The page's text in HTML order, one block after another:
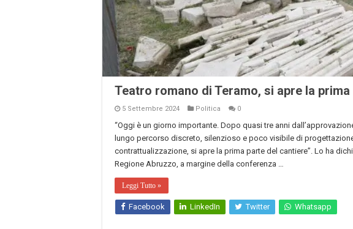
Teatro romano di Teramo, si apre la
5 Settembre 2024 Politica 0
“Oggi è un giorno importante. Dopo quasi tre anni
lungo percorso discreto, silenzioso e poco visibile di
contrattualizzazione, si apre la prima parte del cantiere”. Lo ha
Regione Abruzzo, a margine della conferenza …
Leggi Tutto »
Facebook LinkedIn Twitter Whatsapp